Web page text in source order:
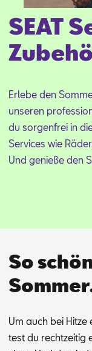
SEAT
Er­le­be den
un­se­ren
du sor­gen­frei in
Ser­vices wie
Und ge­nie­ße den
So
Um auch bei
test du recht­zei­tig